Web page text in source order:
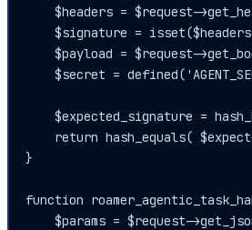
$headers = $request-
$signature =
$payload = $request-
$secret =
$expected_signature =
return hash_equals(
}
function
$params = $request-